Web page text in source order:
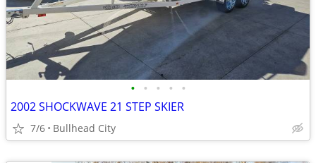
• • • • •
2002 SHOCKWAVE 21 STEP SKIER
7/6 Bullhead City